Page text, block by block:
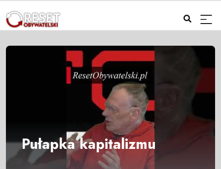
Pułapka kapitalizmu